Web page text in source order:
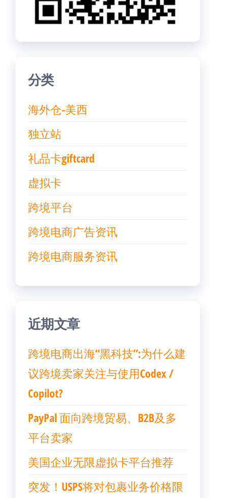
分类
海外仓-美西
独立站
礼品卡giftcard
虚拟卡
跨境平台
跨境电商广告资讯
跨境电商服务资讯
近期文章
跨境电商出海“黑科技”:为什么建
议跨境卖家关注与使用Codex /
Copilot?
PayPal 面向跨境贸易、B2B及多
平台卖家
美国企业无限虚拟卡平台推荐
突发！USPS将对包裹业务价格限